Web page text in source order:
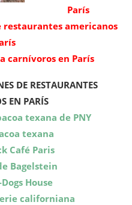
París
restaurantes americanos
carnívoros en París
DE RESTAURANTES
EN PARÍS
texana de PNY
texana
Café Paris
Bagelstein
House
californiana